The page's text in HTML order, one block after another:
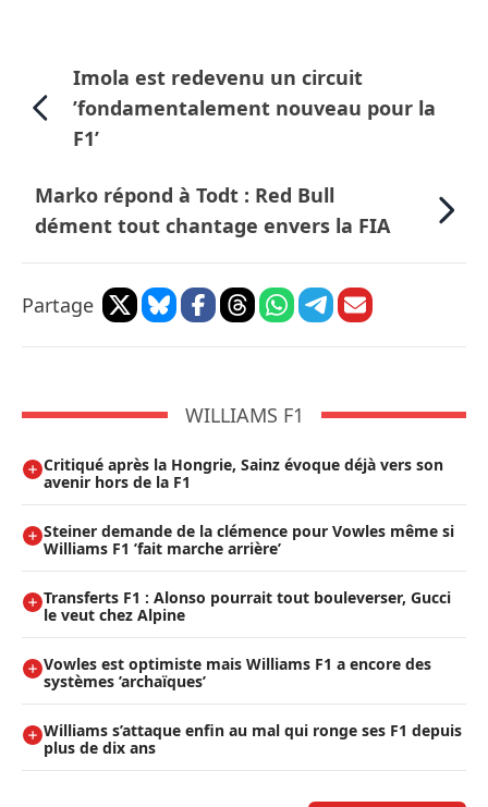
Imola est redevenu un circuit
’fondamentalement nouveau pour la
F1’
Marko répond à Todt : Red Bull
dément tout chantage envers la FIA
Partage
WILLIAMS F1
Critiqué après la Hongrie, Sainz évoque déjà vers son
avenir hors de la F1
Steiner demande de la clémence pour Vowles même si
Williams F1 ’fait marche arrière’
Transferts F1 : Alonso pourrait tout bouleverser, Gucci
le veut chez Alpine
Vowles est optimiste mais Williams F1 a encore des
systèmes ’archaïques’
Williams s’attaque enfin au mal qui ronge ses F1 depuis
plus de dix ans